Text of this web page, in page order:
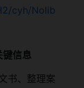
cyh/Nolib
键信息
书、整理案